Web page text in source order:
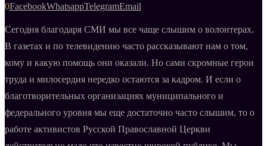
0FacebookWhatsappTelegramEmail
Сегодня благодаря СМИ мы все чаще слышим о волонтерах.
В газетах и по телевидению часто рассказывают нам о том,
кому и какую помощь они оказали. Но сами скромные герои
труда и милосердия нередко остаются за кадром. И если о
благотворительных организациях муниципального и
федерального уровня мы еще достаточно часто слышим, то о
работе активистов Русской Православной Церкви